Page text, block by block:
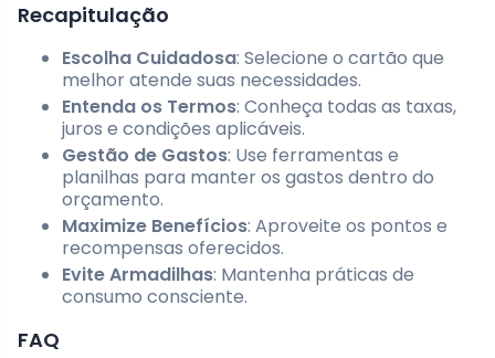
Recapitulação
Escolha Cuidadosa: Selecione o cartão que
melhor atende suas necessidades.
Entenda os Termos: Conheça todas as taxas,
juros e condições aplicáveis.
Gestão de Gastos: Use ferramentas e
planilhas para manter os gastos dentro do
orçamento.
Maximize Benefícios: Aproveite os pontos e
recompensas oferecidos.
Evite Armadilhas: Mantenha práticas de
consumo consciente.
FAQ